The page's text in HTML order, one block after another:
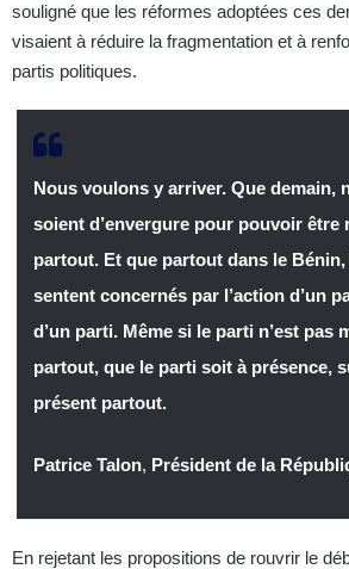
souligné que les réformes adoptées ces
visaient à réduire la fragmentation et à
partis politiques.
Nous voulons y arriver. Que demain,
soient d’envergure pour pouvoir être
partout. Et que partout dans le Bénin,
sentent concernés par l’action d’un
d’un parti. Même si le parti n’est pas
partout, que le parti soit à présence,
présent partout.
Patrice Talon, Président de la
En rejetant les propositions de rouvrir le